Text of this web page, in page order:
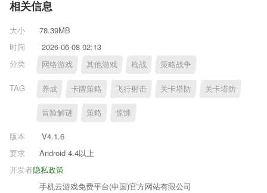
相关信息
大小
78.39MB
时间
2026-06-08 02:13
分类
网络游戏 其他游戏 枪战 策略战争
TAG 养成 卡牌策略 飞行射击 关卡塔防 关卡塔防
冒险解谜 策略 惊悚
版本
V4.1.6
要求
Android 4.4以上
隐私政策
开发者
手机云游戏免费平台(中国)官方网站有限公司